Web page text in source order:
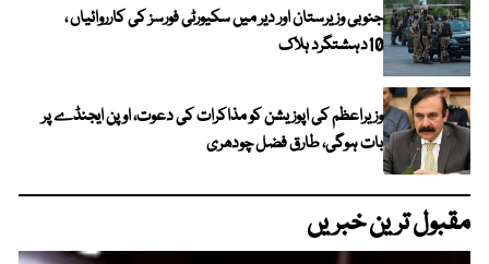
جنوبی وزیرستان اور دیر میں سکیورٹی فورسز کی کارروائیاں ،
10دہشتگرد ہلاک
وزیراعظم کی اپوزیشن کو مذاکرات کی دعوت، اوپن ایجنڈے پر
بات ہوگی، طارق فضل چودھری
مقبول ترین خبریں